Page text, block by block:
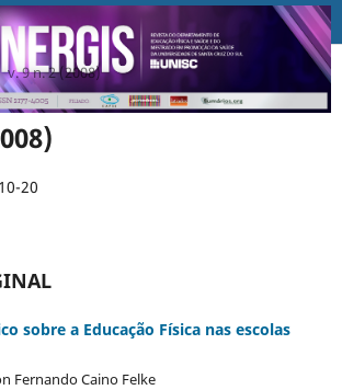
v. 9 n. 2 (2008)
20
sobre a Educação Física nas escolas
Fernando Caino Felke